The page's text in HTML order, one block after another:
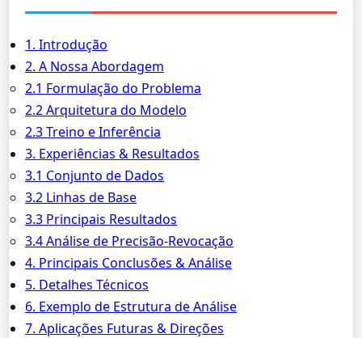
1. Introdução
2. A Nossa Abordagem
2.1 Formulação do Problema
2.2 Arquitetura do Modelo
2.3 Treino e Inferência
3. Experiências & Resultados
3.1 Conjunto de Dados
3.2 Linhas de Base
3.3 Principais Resultados
3.4 Análise de Precisão-Revocação
4. Principais Conclusões & Análise
5. Detalhes Técnicos
6. Exemplo de Estrutura de Análise
7. Aplicações Futuras & Direções